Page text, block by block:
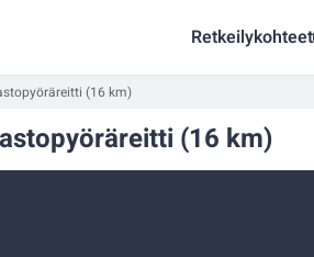
Retkeilykohteet
(16 km)
(16 km)